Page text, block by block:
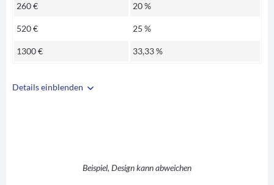
Details einblenden
Beispiel, Design kann abweichen
260 € 20 %
520 € 25 %
1300 € 33,33 %